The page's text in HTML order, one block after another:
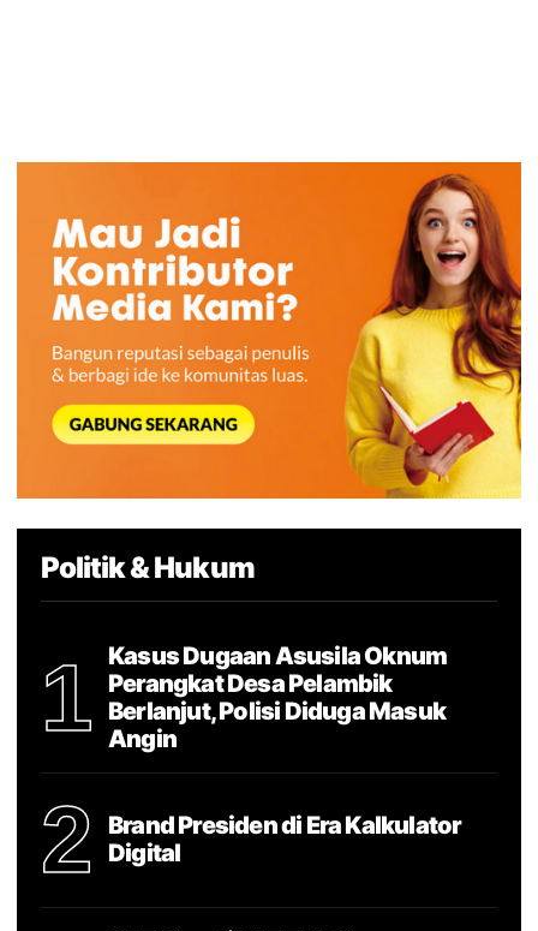
Politik & Hukum
1
Kasus Dugaan Asusila Oknum
Perangkat Desa Pelambik
Berlanjut, Polisi Diduga Masuk
Angin
2
Brand Presiden di Era Kalkulator
Digital